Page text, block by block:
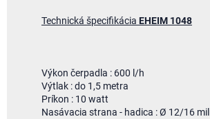
Technická špecifikácia EHEIM 1048
Výkon čerpadla : 600 l/h
Výtlak : do 1,5 metra
Príkon : 10 watt
Nasávacia strana - hadica : Ø 12/16